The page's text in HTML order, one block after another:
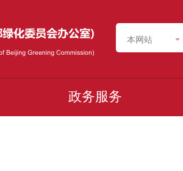
本网站
政务服务